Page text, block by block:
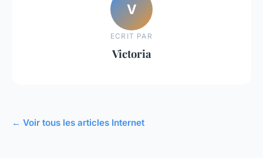
V
ECRIT PAR
Victoria
← Voir tous les articles Internet